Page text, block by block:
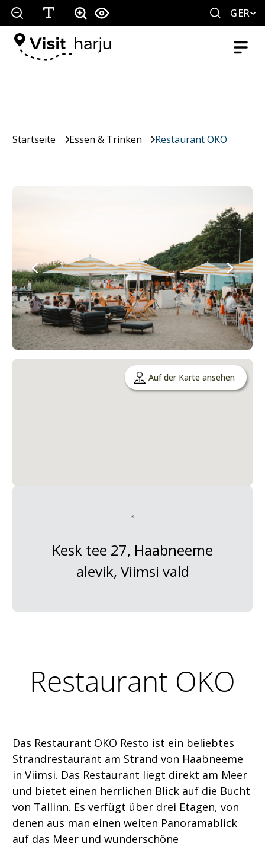
GER
Startseite Essen & Trinken Restaurant OKO
Auf der Karte ansehen
Kesk tee 27, Haabneeme
alevik, Viimsi vald
Restaurant OKO
Das Restaurant OKO Resto ist ein beliebtes
Strandrestaurant am Strand von Haabneeme
in Viimsi. Das Restaurant liegt direkt am Meer
und bietet einen herrlichen Blick auf die Bucht
von Tallinn. Es verfügt über drei Etagen, von
denen aus man einen weiten Panoramablick
auf das Meer und wunderschöne